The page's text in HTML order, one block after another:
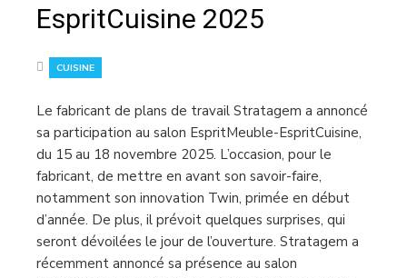
EspritCuisine 2025
CUISINE
Le fabricant de plans de travail Stratagem a annoncé
sa participation au salon EspritMeuble-EspritCuisine,
du 15 au 18 novembre 2025. L’occasion, pour le
fabricant, de mettre en avant son savoir-faire,
notamment son innovation Twin, primée en début
d’année. De plus, il prévoit quelques surprises, qui
seront dévoilées le jour de l’ouverture. Stratagem a
récemment annoncé sa présence au salon